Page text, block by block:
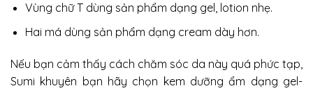
Vùng chữ T dùng sản phẩm dạng gel, lotion nhẹ.
Hai má dùng sản phẩm dạng cream dày hơn.
Nếu bạn cảm thấy cách chăm sóc da này quá phức tạp,
Sumi khuyên bạn hãy chọn kem dưỡng ẩm dạng gel-